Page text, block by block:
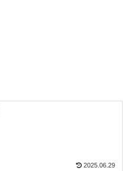
2025.06.29